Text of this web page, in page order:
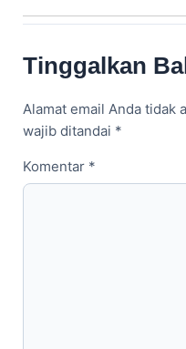
Tinggalkan
Alamat email Anda tidak
wajib ditandai *
Komentar *